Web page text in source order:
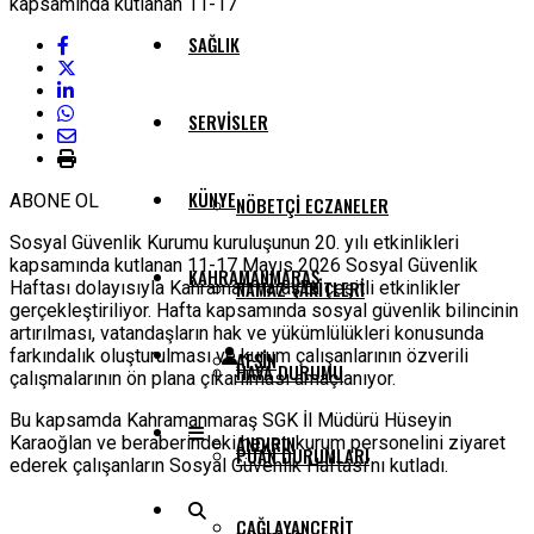
SAĞLIK
SERVISLER
NÖBETÇI ECZANELER
NAMAZ VAKITLERI
HAVA DURUMU
PUAN DURUMLARI
KÜNYE
KAHRAMANMARAŞ
AFŞIN
ANDIRIN
ÇAĞLAYANCERIT
ABONE OL
Sosyal Güvenlik Kurumu kuruluşunun 20. yılı etkinlikleri
kapsamında kutlanan 11-17 Mayıs 2026 Sosyal Güvenlik
Haftası dolayısıyla Kahramanmaraş’ta çeşitli etkinlikler
gerçekleştiriliyor. Hafta kapsamında sosyal güvenlik bilincinin
artırılması, vatandaşların hak ve yükümlülükleri konusunda
farkındalık oluşturulması ve kurum çalışanlarının özverili
çalışmalarının ön plana çıkarılması amaçlanıyor.
Bu kapsamda Kahramanmaraş SGK İl Müdürü Hüseyin
Karaoğlan ve beraberindeki heyet, kurum personelini ziyaret
ederek çalışanların Sosyal Güvenlik Haftası’nı kutladı.